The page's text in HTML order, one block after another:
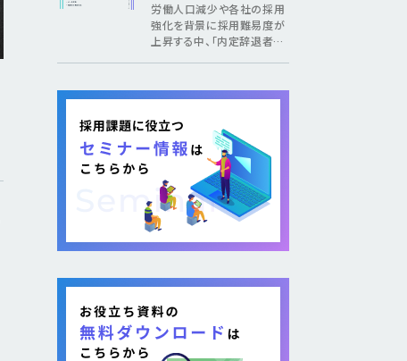
労働人口減少や各社の採用
強化を背景に採用難易度が
上昇する中、「内定辞退者・
ています。 そのような疑問が
各社が取り組む背景から期
待できるメリット、 […]